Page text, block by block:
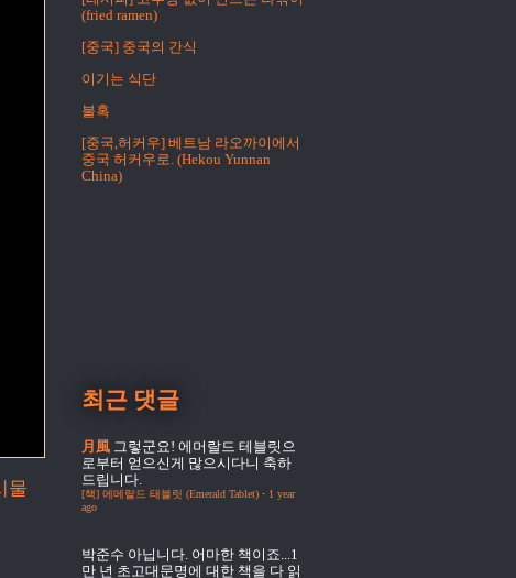
물
(fried ramen)
[중국] 중국의 간식
이기는 식단
불혹
[중국,허커우] 베트남 라오까이에서
중국 허커우로. (Hekou Yunnan
China)
최근 댓글
月風 그렇군요! 에머랄드 테블릿으
로부터 얻으신게 많으시다니 축하
드립니다.
[책] 에메랄드 태블릿 (Emerald Tablet) · 1 year
ago
박준수 아닙니다. 어마한 책이죠...1
만 년 초고대문명에 대한 책을 다 읽